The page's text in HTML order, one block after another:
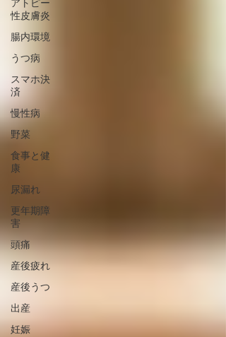
アトピー
性皮膚炎
腸内環境
うつ病
スマホ決
済
慢性病
野菜
食事と健
康
尿漏れ
更年期障
害
頭痛
産後疲れ
産後うつ
出産
妊娠